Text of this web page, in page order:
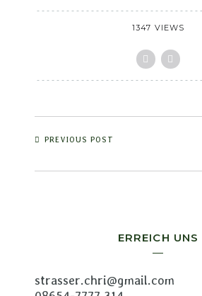
1347 VIEWS
PREVIOUS POST
ERREICH UNS
strasser.chri@gmail.com